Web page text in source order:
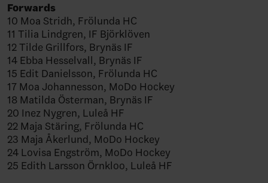
Forwards
10 Moa Stridh, Frölunda HC
11 Tilia Lindgren, IF Björklöven
12 Tilde Grillfors, Brynäs IF
14 Ebba Hesselvall, Brynäs IF
15 Edit Danielsson, Frölunda HC
17 Moa Johannesson, MoDo Hockey
18 Matilda Österman, Brynäs IF
20 Inez Nygren, Luleå HF
22 Maja Stäring, Frölunda HC
23 Maja Åkerlund, MoDo Hockey
24 Lovisa Engström, MoDo Hockey
25 Edith Larsson Örnkloo, Luleå HF